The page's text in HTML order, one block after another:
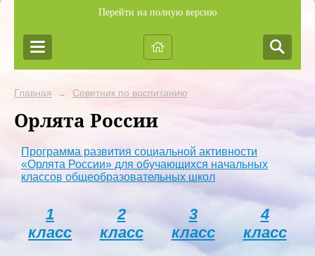
Перейти на полную версию
Главная → Советник по воспитанию
Орлята России
Программа развития социальной активности
«Орлята России» для обучающихся начальных
классов общеобразовательных школ
1
класс
2
класс
3
класс
4
класс